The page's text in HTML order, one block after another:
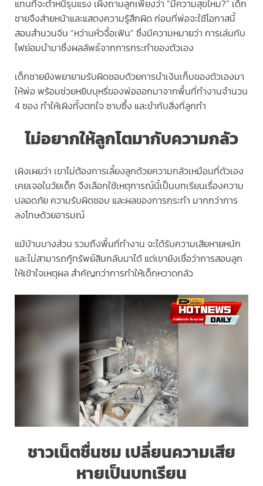
แทนที่จะตำหนิรุนแรง เผิงถามลูกเพียงว่า “มีความสุขไหม?” เด็ก
ชายจึงส่ายหน้าและแสดงความรู้สึกผิด ก่อนที่พ่อจะใช้โอกาสนี้
สอนสำนวนจีน “หว่านหั่วจื้อเฟิน” ซึ่งมีความหมายว่า การเล่นกับ
ไฟย่อมนำมาซึ่งผลลัพธ์จากการกระทำของตัวเอง
เด็กชายยังพยายามรับผิดชอบด้วยการนำเงินเก็บของตัวเองมา
ให้พ่อ พร้อมช่วยหยิบบุหรี่ของพ่อออกมาจากพื้นที่ทำงานจำนวน
4 ซอง ทำให้เผิงทั้งตกใจ ซาบซึ้ง และขำกับสิ่งที่ลูกทำ
ไม่อยากให้ลูกโตมากับความกลัว
เผิงเผยว่า เขาไม่ต้องการเลี้ยงลูกด้วยความกลัวเหมือนที่ตัวเอง
เคยเจอในวัยเด็ก จึงเลือกใช้เหตุการณ์นี้เป็นบทเรียนเรื่องความ
ปลอดภัย ความรับผิดชอบ และผลของการกระทำ มากกว่าการ
ลงโทษด้วยอารมณ์
แม้บ้านบางส่วน รวมถึงพื้นที่ทำงาน จะได้รับความเสียหายหนัก
และไม่สามารถกู้ทรัพย์สินกลับมาได้ แต่เขายังเชื่อว่าการสอนลูก
ให้เข้าใจเหตุผล สำคัญกว่าการทำให้เด็กหวาดกลัว
ชาวเน็ตชื่นชม เปลี่ยนความเสีย
หายเป็นบทเรียน